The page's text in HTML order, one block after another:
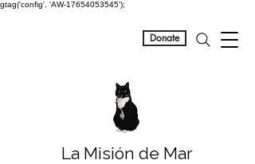
gtag('config', 'AW-17654053545');
Donate
La Misión de Mar